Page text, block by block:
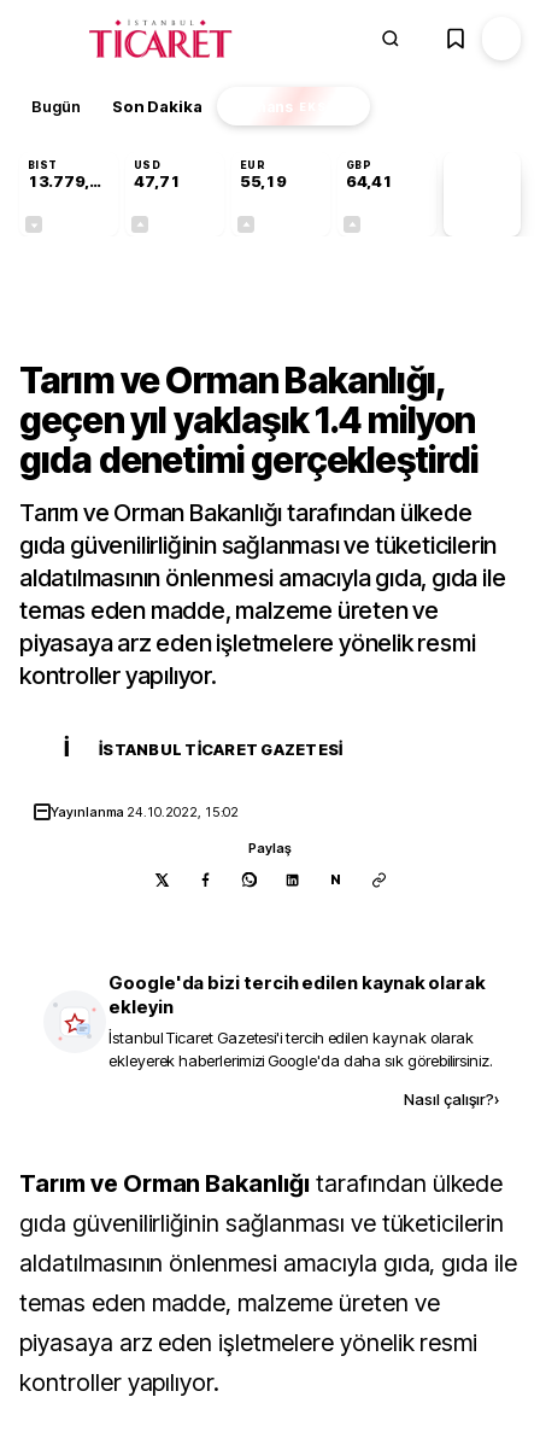
Bugün Son Dakika Finans EKSTRA
BIST
13.779,39
USD
47,71
EUR
55,19
GBP
64,41
Tarım ve Orman Bakanlığı,
geçen yıl yaklaşık 1.4 milyon
gıda denetimi gerçekleştirdi
Tarım ve Orman Bakanlığı tarafından ülkede
gıda güvenilirliğinin sağlanması ve tüketicilerin
aldatılmasının önlenmesi amacıyla gıda, gıda ile
temas eden madde, malzeme üreten ve
piyasaya arz eden işletmelere yönelik resmi
kontroller yapılıyor.
İ İSTANBUL TICARET GAZETESI
Yayınlanma 24.10.2022, 15:02
Paylaş
N
Google'da bizi tercih edilen kaynak olarak
ekleyin
İstanbul Ticaret Gazetesi'i tercih edilen kaynak olarak
ekleyerek haberlerimizi Google'da daha sık görebilirsiniz.
Nasıl çalışır?›
Tarım ve Orman Bakanlığı tarafından ülkede
gıda güvenilirliğinin sağlanması ve tüketicilerin
aldatılmasının önlenmesi amacıyla gıda, gıda ile
temas eden madde, malzeme üreten ve
piyasaya arz eden işletmelere yönelik resmi
kontroller yapılıyor.